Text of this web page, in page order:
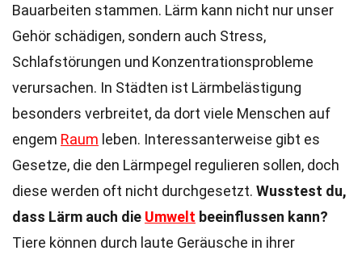
Bauarbeiten stammen. Lärm kann nicht nur unser
Gehör schädigen, sondern auch Stress,
Schlafstörungen und Konzentrationsprobleme
verursachen. In Städten ist Lärmbelästigung
besonders verbreitet, da dort viele Menschen auf
engem Raum leben. Interessanterweise gibt es
Gesetze, die den Lärmpegel regulieren sollen, doch
diese werden oft nicht durchgesetzt. Wusstest du,
dass Lärm auch die Umwelt beeinflussen kann?
Tiere können durch laute Geräusche in ihrer